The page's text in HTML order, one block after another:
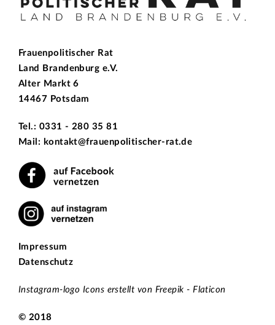
Frauenpolitischer Rat
Land Brandenburg e.V.
Alter Markt 6
14467 Potsdam
Tel.: 0331 - 280 35 81
Mail: kontakt@frauenpolitischer-rat.de
Impressum
Datenschutz
Instagram-logo Icons erstellt von Freepik - Flaticon
© 2018